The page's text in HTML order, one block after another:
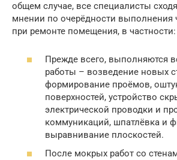
общем случае, все специалисты
мнении по очерёдности выполнения
при ремонте помещения, в частности:
Прежде всего, выполняются
работы – возведение новых
формирование проёмов,
поверхностей, устройство
электрической проводки и
коммуникаций, шпатлёвка и
выравнивание плоскостей.
После мокрых работ со